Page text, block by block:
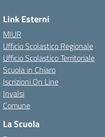
Link Esterni
MIUR
Ufficio Scolastico Regionale
Ufficio Scolastico Territoriale
Scuola in Chiaro
Iscrizioni On Line
Invalsi
Comune
La Scuola